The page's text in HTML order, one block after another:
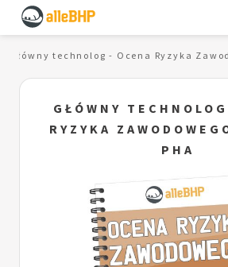
Główny technolog - Ocena Ryzyka
GŁÓWNY
RYZYKA
PHA